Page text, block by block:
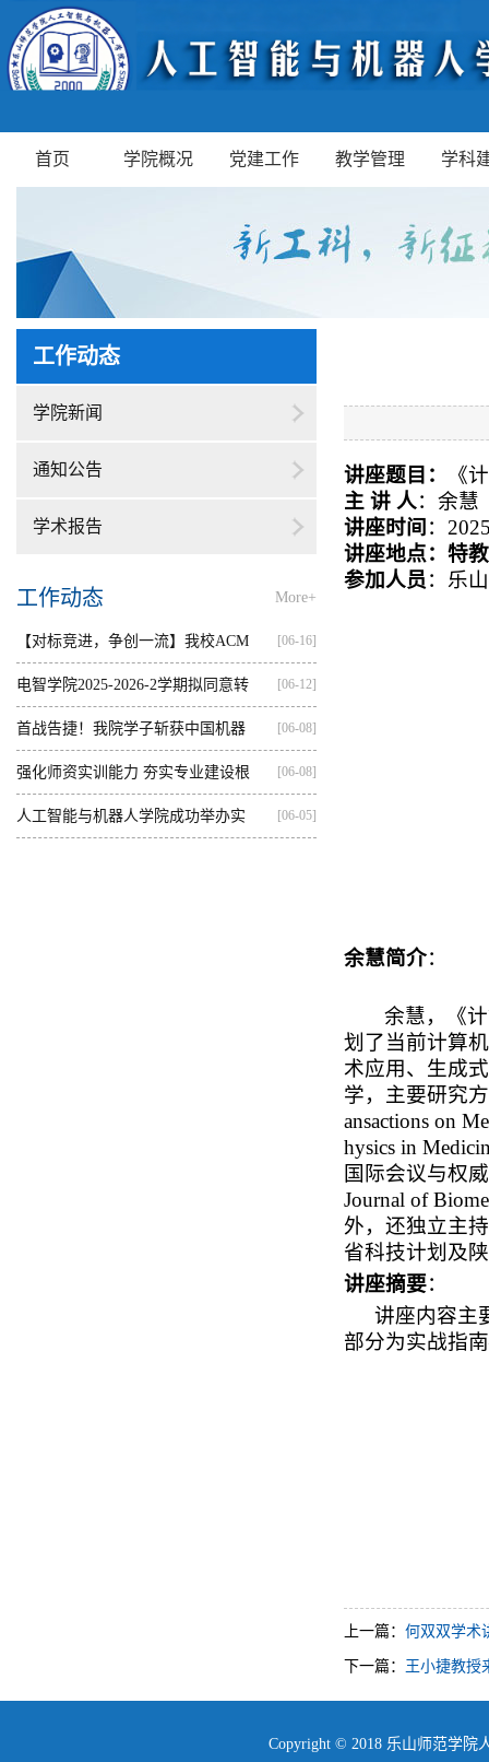
首页 学院概况 党建工作 教学管理 学科
工作动态
学院新闻
通知公告
学术报告
工作动态 More+
【对标竞进，争创一流】我校ACM
集训...
[06-16]
电智学院2025-2026-2学期拟同意转
出...
[06-12]
首战告捷！我院学子斩获中国机器
人...
[06-08]
强化师资实训能力 夯实专业建设根
基...
[06-08]
人工智能与机器人学院成功举办实 [06-05]
讲座题目：
《
主 讲 人：余慧
讲座时间 ：
讲座地点：特教
参加人员 ：乐
余慧简介：
余慧，《
划了当前计算
术应用、生成式
学，主要研究
ansactions on
hysics in
国际会议与权
Journal of
外，还独立主
省科技计划及
讲座摘要：
讲座内容主
部分为实战指
上一篇： 何双双学术
下一篇： 王小捷教授
Copyright © 2018 乐山师范学院